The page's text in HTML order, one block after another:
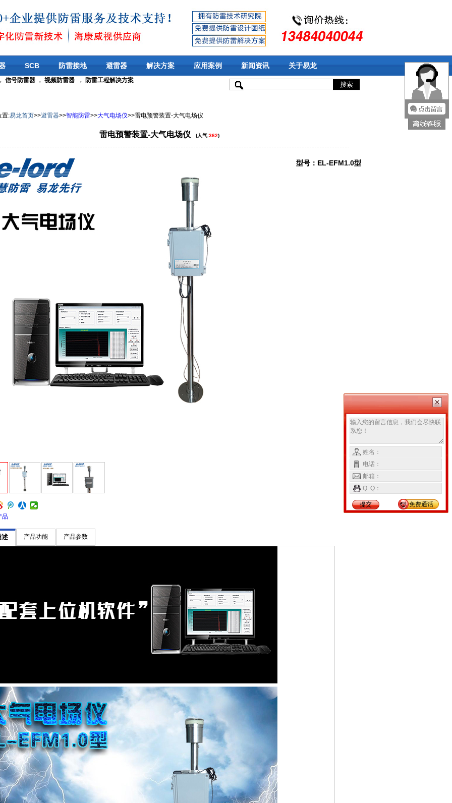
SCB 防雷接地 避雷器 解决方案 应用案例 新闻资讯 关于易龙
信号防雷器 ， 视频防雷器 ， 防雷工程解决方案
置:易龙首页>>避雷器>>智能防雷>>大气电场仪>>雷电预警装置-大气电场仪
雷电预警装置-大气电场仪 (人气:362)
型号：EL-EFM1.0型
品
述 产品功能 产品参数
姓名：
电话：
邮箱：
Q Q：
提交 免费通话